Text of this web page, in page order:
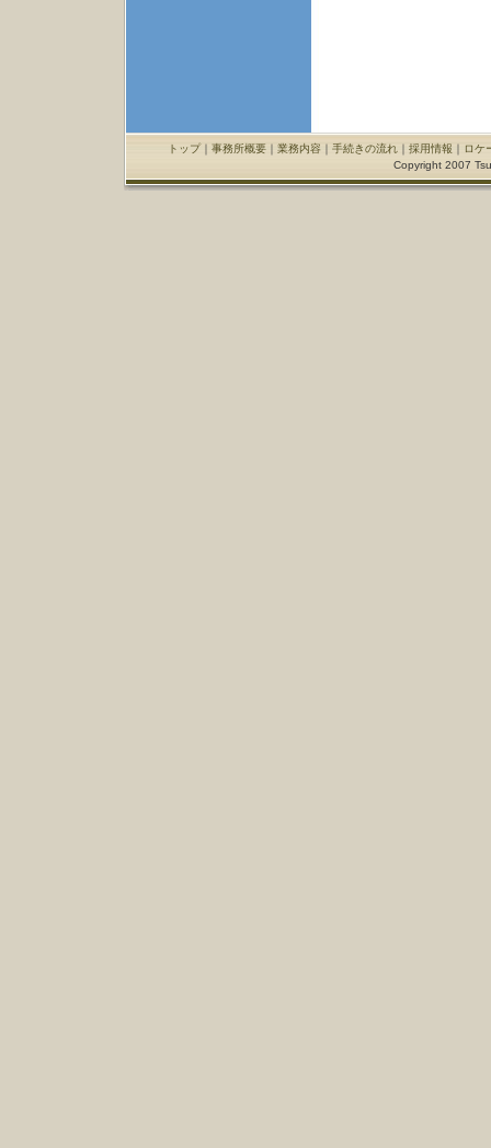
トップ｜ 事務所概要 ｜ 業務内容 ｜ 手続きの流れ ｜ 採用情報 ｜ ロケ
Copyright 2007